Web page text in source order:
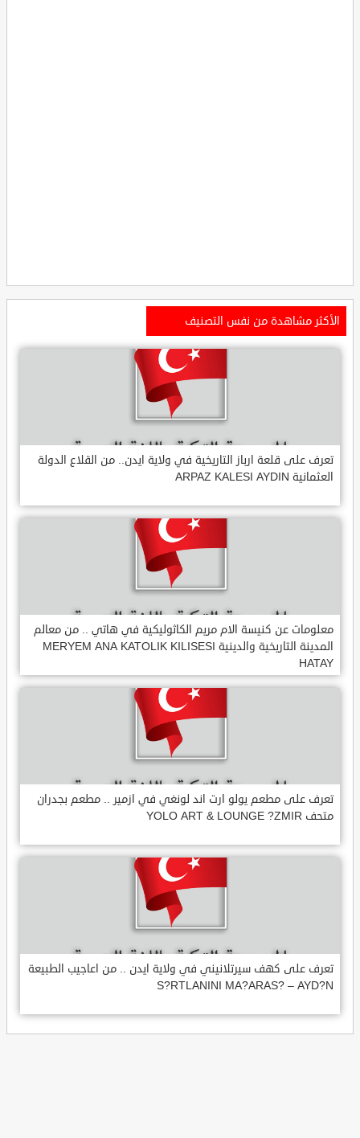
الأكثر مشاهدة من نفس التصنيف
تعرف على قلعة ارباز التاريخية في ولاية ايدن.. من القلاع الدولة
العثمانية ARPAZ KALESI AYDIN
معلومات عن كنيسة الام مريم الكاثوليكية في هاتي .. من معالم
المدينة التاريخية والدينية MERYEM ANA KATOLIK KILISESI
HATAY
تعرف على مطعم يولو ارت اند لونغي في ازمير .. مطعم بجدران
متحف YOLO ART & LOUNGE ?ZMIR
تعرف على كهف سيرتلانيني في ولاية ايدن .. من اعاجيب الطبيعة
S?RTLANINI MA?ARAS? – AYD?N